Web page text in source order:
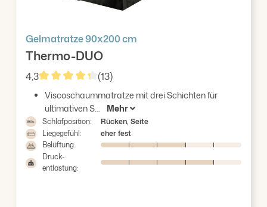
Gelmatratze 90x200 cm
Thermo-DUO
4,3
Durchschnittliche Bewertung von 4.31 von 5
(13)
Viscoschaummatratze mit drei Schichten für
ultimativen S...
Mehr
Schlafposition:
Rücken, Seite
Liegegefühl:
eher fest
Belüftung:
Druck-
entlastung: